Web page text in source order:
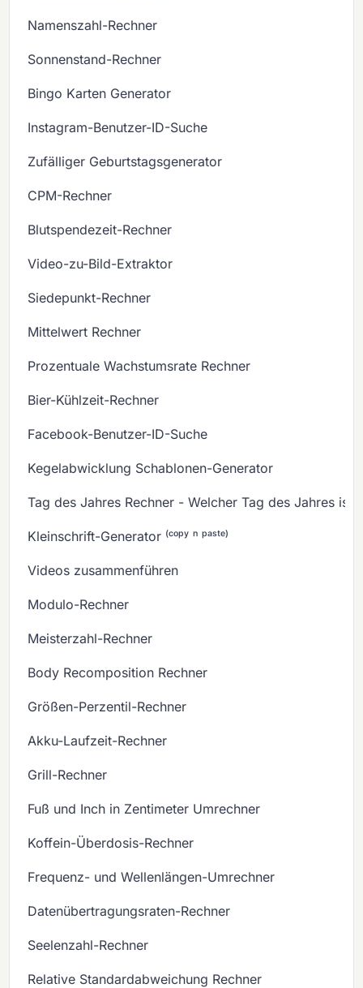
Namenszahl-Rechner
Sonnenstand-Rechner
Bingo Karten Generator
Instagram-Benutzer-ID-Suche
Zufälliger Geburtstagsgenerator
CPM-Rechner
Blutspendezeit-Rechner
Video-zu-Bild-Extraktor
Siedepunkt-Rechner
Mittelwert Rechner
Prozentuale Wachstumsrate Rechner
Bier-Kühlzeit-Rechner
Facebook-Benutzer-ID-Suche
Kegelabwicklung Schablonen-Generator
Tag des Jahres Rechner - Welcher Tag des Jahres ist
Kleinschrift-Generator ⁽ᶜᵒᵖʸ ⁿ ᵖᵃˢᵗᵉ⁾
Videos zusammenführen
Modulo-Rechner
Meisterzahl-Rechner
Body Recomposition Rechner
Größen-Perzentil-Rechner
Akku-Laufzeit-Rechner
Grill-Rechner
Fuß und Inch in Zentimeter Umrechner
Koffein-Überdosis-Rechner
Frequenz- und Wellenlängen-Umrechner
Datenübertragungsraten-Rechner
Seelenzahl-Rechner
Relative Standardabweichung Rechner